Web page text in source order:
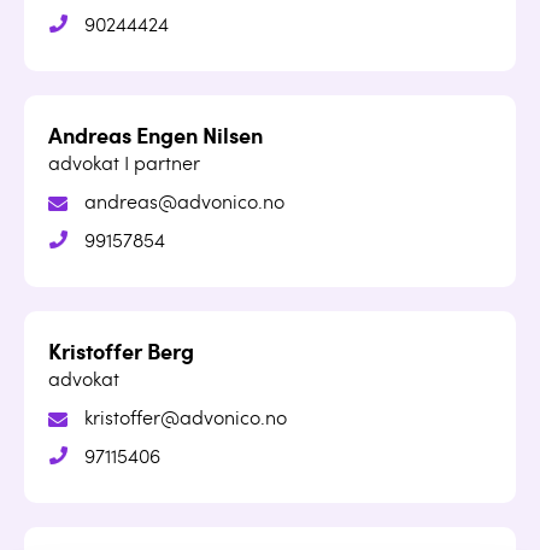
90244424
Andreas Engen Nilsen
advokat I partner
andreas@advonico.no
99157854
Kristoffer Berg
advokat
kristoffer@advonico.no
97115406